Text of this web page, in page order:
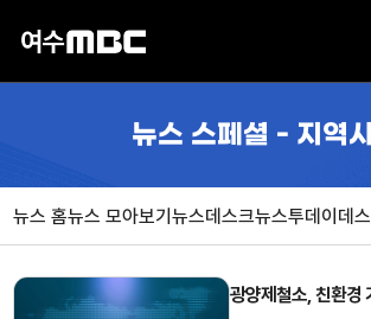
뉴스 스페셜 - 지역
뉴스 홈뉴스 모아보기뉴스데스크뉴스투데이데